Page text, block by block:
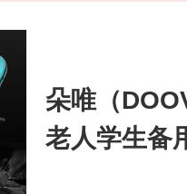
朵唯（
老人学生备